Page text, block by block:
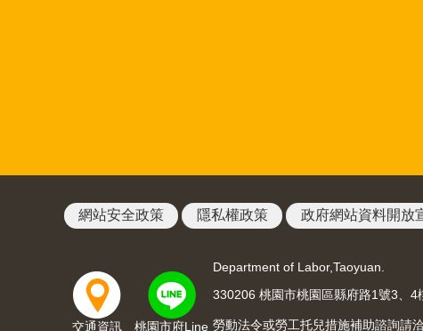
網站安全政策 隱私權政策 政府網站資料開放
交通資訊 桃園市府Line
Department of Labor,Taoyuan.
330206 桃園市桃園區縣府路1號3、4
勞動法令或勞工托兒措施補助諮詢請